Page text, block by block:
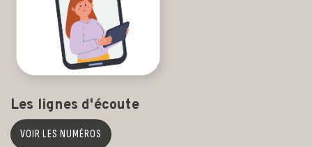
Les lignes d'écoute
VOIR LES NUMÉROS